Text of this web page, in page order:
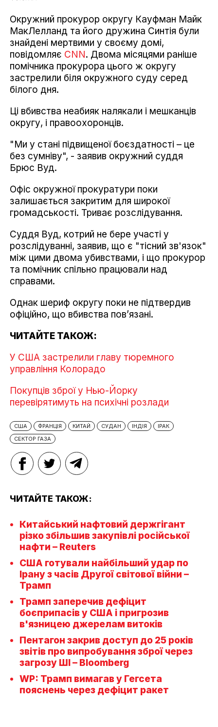
Окружний прокурор округу Кауфман Майк
МакЛелланд та його дружина Синтія були
знайдені мертвими у своєму домі,
повідомляє CNN. Двома місяцями раніше
помічника прокурора цього ж округу
застрелили біля окружного суду серед
білого дня.
Ці вбивства неабияк налякали і мешканців
округу, і правоохоронців.
"Ми у стані підвищеної боєздатності – це
без сумніву", - заявив окружний суддя
Брюс Вуд.
Офіс окружної прокуратури поки
залишається закритим для широкої
громадськості. Триває розслідування.
Суддя Вуд, котрий не бере участі у
розслідуванні, заявив, що є "тісний зв'язок"
між цими двома убивствами, і що прокурор
та помічник спільно працювали над
справами.
Однак шериф округу поки не підтвердив
офіційно, що вбивства пов’язані.
ЧИТАЙТЕ ТАКОЖ:
У США застрелили главу тюремного
управління Колорадо
Покупців зброї у Нью-Йорку
перевірятимуть на психічні розлади
США ФРАНЦІЯ КИТАЙ СУДАН ІНДІЯ
ІРАК
СЕКТОР ГАЗА
ЧИТАЙТЕ ТАКОЖ:
Китайський нафтовий держгігант
різко збільшив закупівлі російської
нафти – Reuters
США готували найбільший удар по
Ірану з часів Другої світової війни –
Трамп
Трамп заперечив дефіцит
боєприпасів у США і пригрозив
в'язницею джерелам витоків
Пентагон закрив доступ до 25 років
звітів про випробування зброї через
загрозу ШІ – Bloomberg
WP: Трамп вимагав у Гегсета
пояснень через дефіцит ракет